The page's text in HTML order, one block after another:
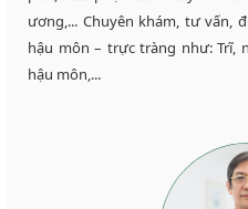
ương,... Chuyên khám, tư vấn,
hậu môn – trực tràng như: Trĩ,
hậu môn,...